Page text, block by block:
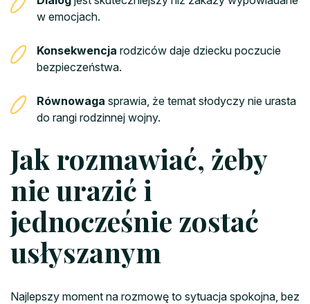
w emocjach.
Konsekwencja rodziców daje dziecku poczucie
bezpieczeństwa.
Równowaga sprawia, że temat słodyczy nie urasta
do rangi rodzinnej wojny.
Jak rozmawiać, żeby
nie urazić i
jednocześnie zostać
usłyszanym
Najlepszy moment na rozmowę to sytuacja spokojna, bez